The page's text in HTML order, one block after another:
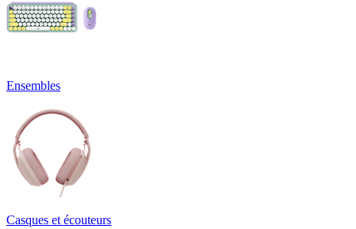
Ensembles
Casques et écouteurs